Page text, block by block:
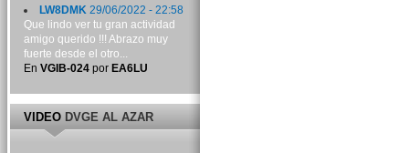
LW8DMK29/06/2022 - 22:58
Que lindo ver tu gran actividad
amigo querido !!! Abrazo muy
fuerte desde el otro...
En VGIB-024por EA6LU
VIDEODVGE AL AZAR